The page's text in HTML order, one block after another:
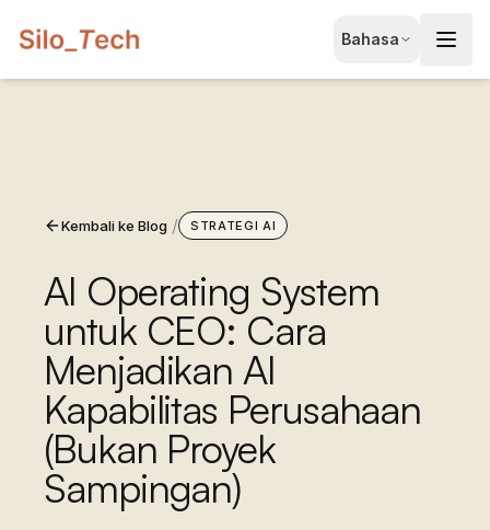
Bahasa
EN
Pesan Konsultasi Gratis
Kembali ke Blog / STRATEGI AI
AI Operating System
untuk CEO: Cara
Menjadikan AI
Kapabilitas Perusahaan
(Bukan Proyek
Sampingan)